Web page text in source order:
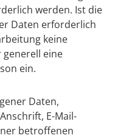
werden. Ist die
Daten erforderlich
keine
generell eine
ein.
Daten,
E-Mail-
betroffenen